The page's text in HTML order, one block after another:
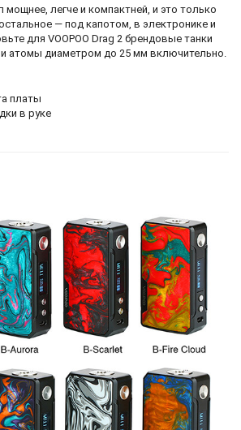
легче и компактней, и это только
— под капотом, в электронике и
для VOOPOO Drag 2 брендовые танки
атомы диаметром до 25 мм включительно.
платы
в руке